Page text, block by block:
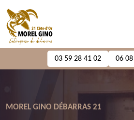
03 59 28 41 02 06
MOREL GINO DÉBARRAS 21